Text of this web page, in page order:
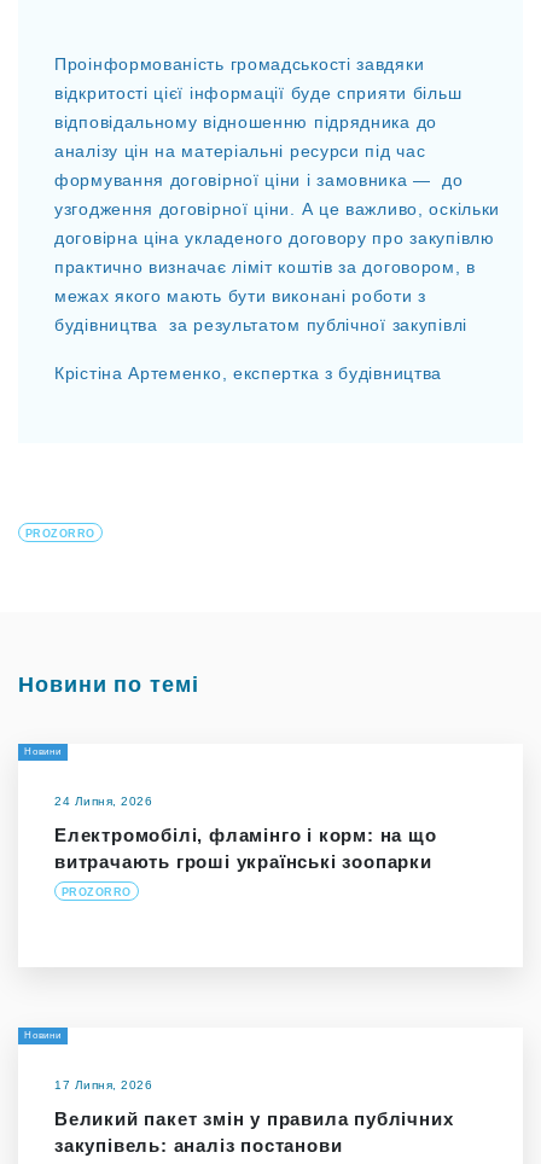
Проінформованість громадськості завдяки
відкритості цієї інформації буде сприяти більш
відповідальному відношенню підрядника до
аналізу цін на матеріальні ресурси під час
формування договірної ціни і замовника — до
узгодження договірної ціни. А це важливо, оскільки
договірна ціна укладеного договору про закупівлю
практично визначає ліміт коштів за договором, в
межах якого мають бути виконані роботи з
будівництва за результатом публічної закупівлі
Крістіна Артеменко, експертка з будівництва
PROZORRO
Новини по темі
Новини
24 Липня, 2026
Електромобілі, фламінго і корм: на що
витрачають гроші українські зоопарки
PROZORRO
Новини
17 Липня, 2026
Великий пакет змін у правила публічних
закупівель: аналіз постанови